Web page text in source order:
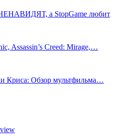
а StopGame любит
Assassin’s Creed: Mirage,…
Криса: Обзор мультфильма…